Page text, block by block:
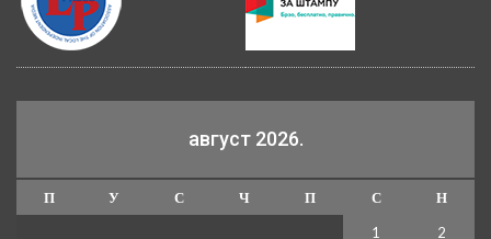
август 2026.
П У С Ч П С
Н
1
2